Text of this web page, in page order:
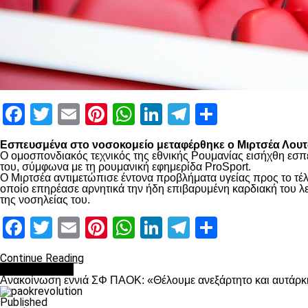
Facebook
Twitter
EmailPinterest
WhatsApp
LinkedIn
Telegram
Εσπευσμένα στο νοσοκομείο μεταφέρθηκε ο Μιρτσέα
Ο ομοσπονδιακός τεχνικός της εθνικής Ρουμανίας εισήχθη
του, σύμφωνα με τη ρουμανική εφημερίδα ProSport.
Ο Μιρτσέα αντιμετώπισε έντονα προβλήματα υγείας προς το
οποίο επηρέασε αρνητικά την ήδη επιβαρυμένη καρδιακή του
της νοσηλείας του.
Facebook
Twitter
EmailPinterest
WhatsApp
LinkedIn
Telegram
Continue Reading
Ανακοίνωση εννιά ΣΦ ΠΑΟΚ: «Θέλουμε ανεξάρτητο και
Published